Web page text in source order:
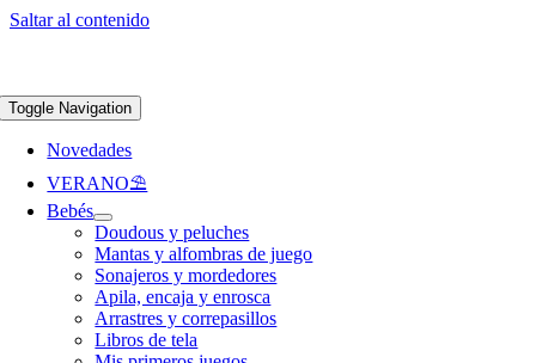
Saltar al contenido
Toggle Navigation
Novedades
VERANO⛱️​
Bebés
Doudous y peluches
Mantas y alfombras de juego
Sonajeros y mordedores
Apila, encaja y enrosca
Arrastres y correpasillos
Libros de tela